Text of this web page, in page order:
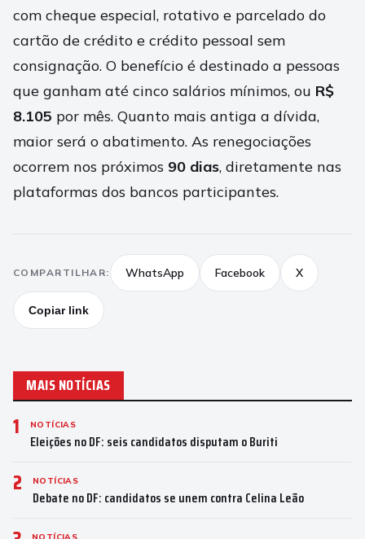
com cheque especial, rotativo e parcelado do
cartão de crédito e crédito pessoal sem
consignação. O benefício é destinado a pessoas
que ganham até cinco salários mínimos, ou R$
8.105 por mês. Quanto mais antiga a dívida,
maior será o abatimento. As renegociações
ocorrem nos próximos 90 dias, diretamente nas
plataformas dos bancos participantes.
COMPARTILHAR: WhatsApp Facebook X
Copiar link
MAIS NOTÍCIAS
1 NOTÍCIAS
Eleições no DF: seis candidatos disputam o Buriti
2 NOTÍCIAS
Debate no DF: candidatos se unem contra Celina Leão
NOTÍCIAS